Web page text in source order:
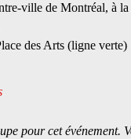
ville de Montréal, à
des Arts (ligne verte)
pour cet événement.